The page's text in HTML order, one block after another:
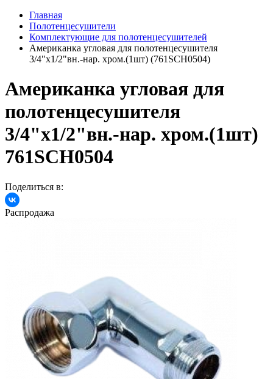
Главная
Полотенцесушители
Комплектующие для полотенцесушителей
Американка угловая для полотенцесушителя
3/4"х1/2"вн.-нар. хром.(1шт) (761SCH0504)
Американка угловая для
полотенцесушителя
3/4"х1/2"вн.-нар. хром.(1шт)
761SCH0504
Поделиться в:
Распродажа